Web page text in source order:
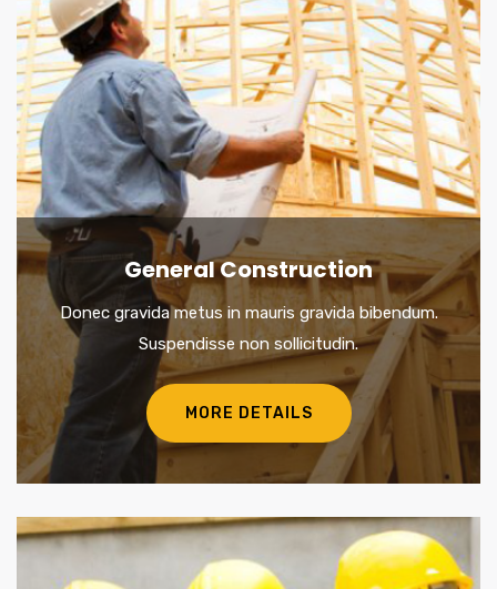
General Construction
Donec gravida metus in mauris gravida bibendum.
Suspendisse non sollicitudin.
MORE DETAILS